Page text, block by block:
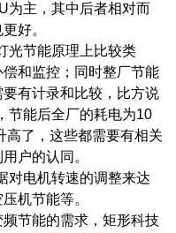
为主，其中后者相对而
好。
节能原理上比较类
和监控；同时整厂节能
有计录和比较，比方说
节能后全厂的耗电为10
高了，这些都需要有相关
户的认同。
电机转速的调整来达
机节能等。
节能的需求，矩形科技